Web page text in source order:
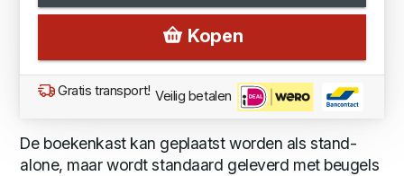
Kopen
Gratis transport! Veilig betalen
De boekenkast kan geplaatst worden als stand-
alone, maar wordt standaard geleverd met beugels